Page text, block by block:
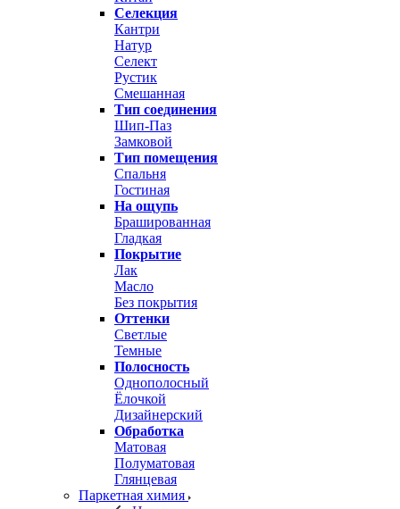
Селекция
Кантри
Натур
Селект
Рустик
Смешанная
Тип соединения
Шип-Паз
Замковой
Тип помещения
Спальня
Гостиная
На ощупь
Брашированная
Гладкая
Покрытие
Лак
Масло
Без покрытия
Оттенки
Светлые
Темные
Полосность
Однополосный
Ёлочкой
Дизайнерский
Обработка
Матовая
Полуматовая
Глянцевая
Паркетная химия